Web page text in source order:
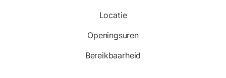
Locatie
Openingsuren
Bereikbaarheid